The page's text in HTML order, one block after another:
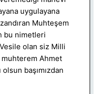
uygulayana
Muhteşem
bu nimetleri
olan siz Milli
muhterem Ahmet
başımızdan